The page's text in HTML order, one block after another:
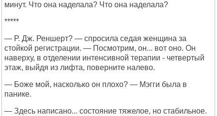
минут. Что она наделала? Что она наделала?
*****
— Р. Дж. Реншерт? — спросила седая женщина за
стойкой регистрации. — Посмотрим, он... вот оно. Он
наверху, в отделении интенсивной терапии - четвертый
этаж, выйдя из лифта, поверните налево.
— Боже мой, насколько он плохо? — Мэгги была в
панике.
— Здесь написано... состояние тяжелое, но стабильное.